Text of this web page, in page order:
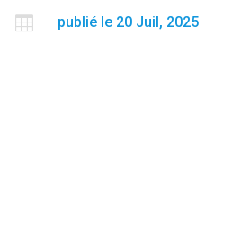
 publié le 20 Juil, 2025